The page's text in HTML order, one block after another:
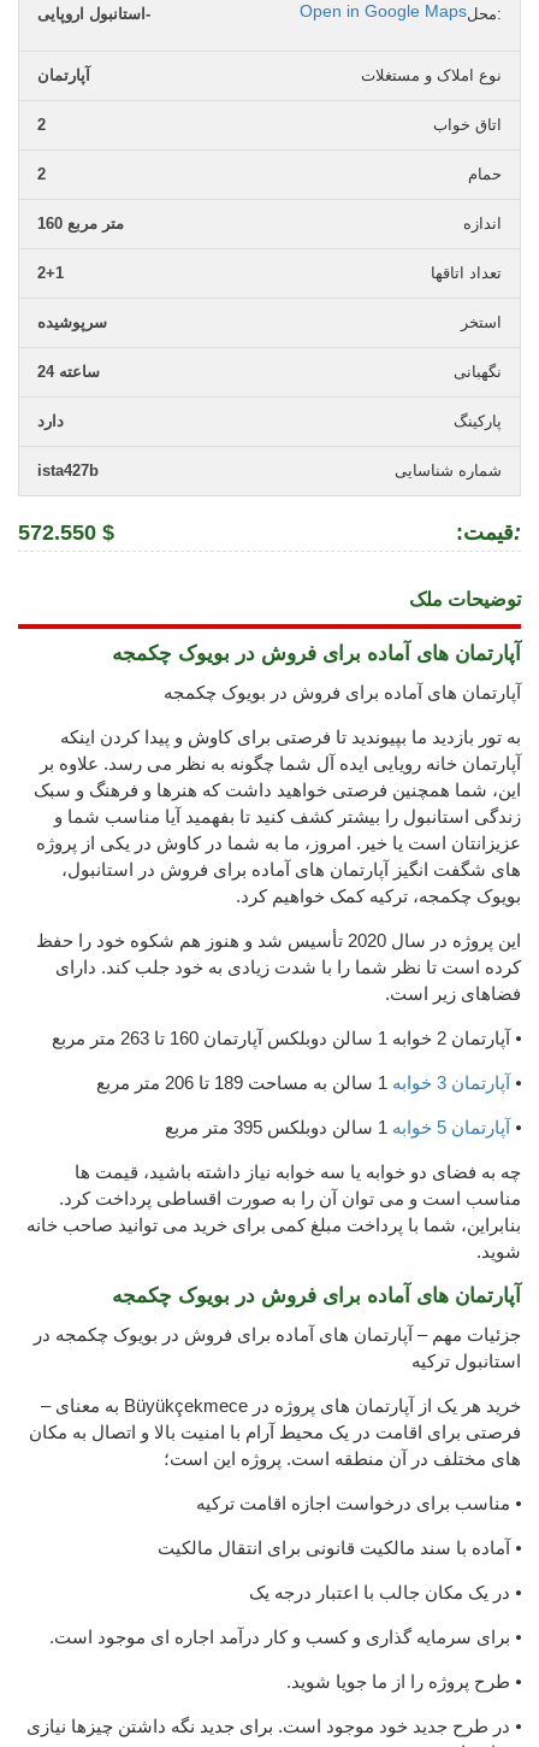
محل: استانبول اروپایی- Open in Google Maps
نوع املاک و مستغلات آپارتمان
اتاق خواب 2
حمام 2
اندازه 160 متر مربع
تعداد اتاقها 2+1
استخر سرپوشیده
نگهبانی 24 ساعته
پارکینگ دارد
شماره شناسایی ista427b
:قیمت:
572.550 $
توضیحات ملک
آپارتمان های آماده برای فروش در بویوک چکمجه
آپارتمان های آماده برای فروش در بویوک چکمجه
به تور بازدید ما بپیوندید تا فرصتی برای کاوش و پیدا کردن اینکه
آپارتمان خانه رویایی ایده آل شما چگونه به نظر می رسد. علاوه بر
این، شما همچنین فرصتی خواهید داشت که هنرها و فرهنگ و سبک
زندگی استانبول را بیشتر کشف کنید تا بفهمید آیا مناسب شما و
عزیزانتان است یا خیر. امروز، ما به شما در کاوش در یکی از پروژه
های شگفت انگیز آپارتمان های آماده برای فروش در استانبول،
بویوک چکمجه، ترکیه کمک خواهیم کرد.
این پروژه در سال 2020 تأسیس شد و هنوز هم شکوه خود را حفظ
کرده است تا نظر شما را با شدت زیادی به خود جلب کند. دارای
فضاهای زیر است.
⦁ آپارتمان 2 خوابه 1 سالن دوبلکس آپارتمان 160 تا 263 متر مربع
⦁ آپارتمان 3 خوابه
⦁ آپارتمان 5 خوابه
چه به فضای دو خوابه یا سه خوابه نیاز داشته باشید، قیمت ها
مناسب است و می توان آن را به صورت اقساطی پرداخت کرد.
بنابراین، شما با پرداخت مبلغ کمی برای خرید می توانید صاحب خانه
شوید.
آپارتمان های آماده برای فروش در بویوک چکمجه
جزئیات مهم – آپارتمان های آماده برای فروش در بویوک چکمجه در
استانبول ترکیه
خرید هر یک از آپارتمان های پروژه در Büyükçekmece به معنای –
فرصتی برای اقامت در یک محیط آرام با امنیت بالا و اتصال به مکان
های مختلف در آن منطقه است. پروژه این است؛
⦁ مناسب برای درخواست اجازه اقامت ترکیه
⦁ آماده با سند مالکیت قانونی برای انتقال مالکیت
⦁ در یک مکان جالب با اعتبار درجه یک
⦁ برای سرمایه گذاری و کسب و کار درآمد اجاره ای موجود است.
⦁ طرح پروژه را از ما جویا شوید.
⦁ در طرح جدید خود موجود است. برای جدید نگه داشتن چیزها نیازی